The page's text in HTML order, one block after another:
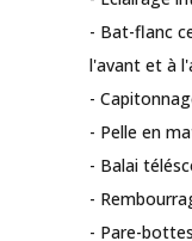
- Bat-flanc
l'avant et à
-
- Pelle en
- Balai
-
- Pare-